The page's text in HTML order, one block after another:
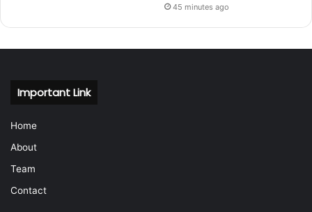
45 minutes ago
Important Link
Home
About
Team
Contact